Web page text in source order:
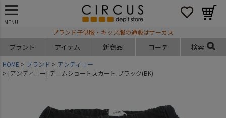
MENU
ブランド子供服・キッズ服の通販はサーカス
ブランド アイテム 新商品 コーデ 検索
HOME ブランド
アンディニー
[アンディニー] デニムショートスカート ブラック(BK)